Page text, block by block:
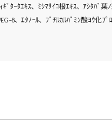
ﾞﾀｰﾀｴｷｽ､ ﾐｼﾏｻｲｺ根ｴｷｽ､ ｱｼﾀﾊﾞ
8､ ｴﾀﾉｰﾙ､ ﾌﾞﾁﾙｶﾙﾊﾞﾐﾝ酸ﾖｳ化ﾌ